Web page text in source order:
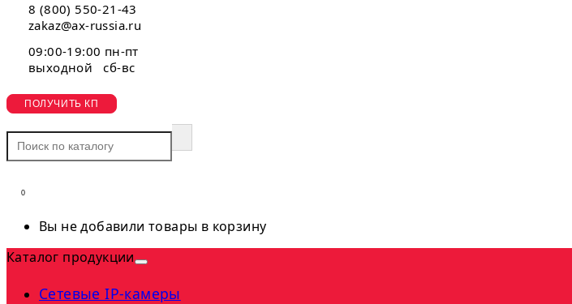
8 (800) 550-21-43
zakaz@ax-russia.ru
09:00-19:00 пн-пт
выходной сб-вс
ПОЛУЧИТЬ КП
0
Вы не добавили товары в корзину
Каталог продукции
Сетевые IP-камеры